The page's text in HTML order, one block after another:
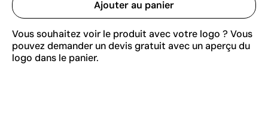
Ajouter au panier
Vous souhaitez voir le produit avec votre logo ? Vous
pouvez demander un devis gratuit avec un aperçu du
logo dans le panier.